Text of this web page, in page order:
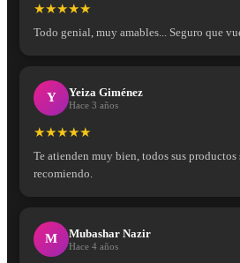
★★★★★
Todo genial, muy amables... Seguro que
Y Yeiza Giménez
Hace 3 años
★★★★★
Te atienden muy bien, todos sus
recomiendo.
M Mubashar Nazir
Hace 4 años